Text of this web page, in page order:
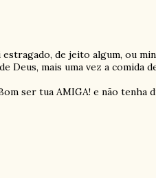
de jeito algum, ou
Deus, mais uma vez a comida
ser tua AMIGA! e não tenha